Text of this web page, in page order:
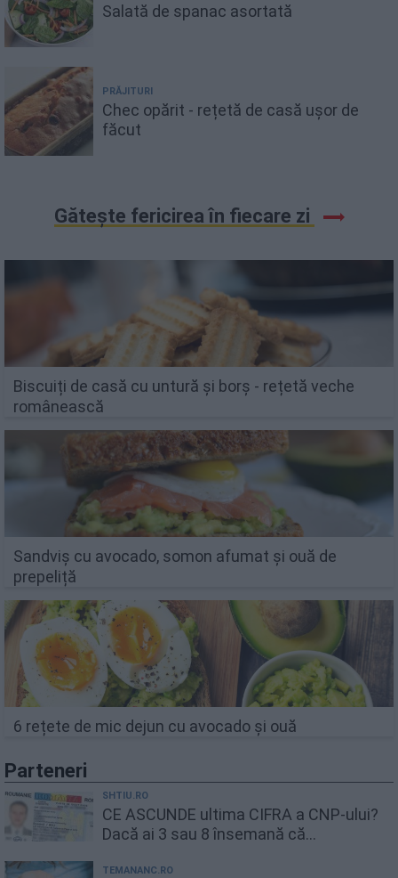
Salată de spanac asortată
PRĂJITURI
Chec opărit - rețetă de casă ușor de
făcut
Gătește fericirea în fiecare zi
Biscuiți de casă cu untură și borș - rețetă veche
românească
Sandviș cu avocado, somon afumat și ouă de
prepeliță
6 rețete de mic dejun cu avocado și ouă
Parteneri
SHTIU.RO
CE ASCUNDE ultima CIFRA a CNP-ului?
Dacă ai 3 sau 8 însemană că...
TEMANANC.RO